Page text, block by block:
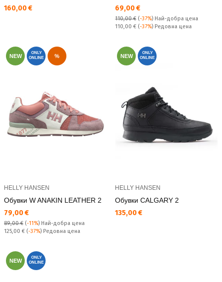
Текуща цена:
160,00 € Текуща цена:
69,00 €
110,00 € (-37%) Най-добра цена
Редовна цена:
110,00 € (-37%) Редовна цена
NEW
ONLY
ONLINE
%
HELLY HANSEN
Обувки W ANAKIN LEATHER 2
Текуща цена:
79,00 €
89,00 € (-11%) Най-добра цена
Редовна цена:
125,00 € (-37%) Редовна цена
NEW
ONLY
ONLINE
HELLY HANSEN
Обувки CALGARY 2
Текуща цена:
135,00 €
NEW
ONLY
ONLINE